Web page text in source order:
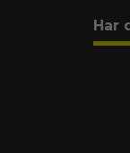
Har